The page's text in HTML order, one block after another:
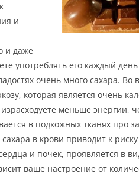
и
и даже
употреблять его каждый
очень много сахара.
которая является очень
меньше энергии,
в подкожных тканях про
в крови приводит к
и почек, проявляется в
ваше настроение от